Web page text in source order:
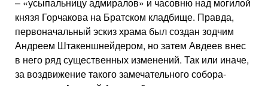
князя Горчакова на Братском кладбище. Правда,
первоначальный эскиз храма был создан зодчим
Андреем Штакеншнейдером, но затем Авдеев внес
в него ряд существенных изменений. Так или иначе,
за воздвижение такого замечательного собора-